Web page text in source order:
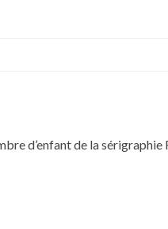
d’enfant de la sérigraphie